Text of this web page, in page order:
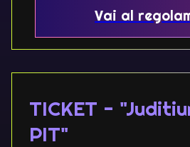
Vai al
TICKET -
PIT"